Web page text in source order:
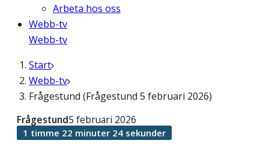
Arbeta hos oss
Webb-tv
Webb-tv
Start
Webb-tv
Frågestund (Frågestund 5 februari 2026)
Frågestund5 februari 2026
1 timme 22 minuter 24 sekunder